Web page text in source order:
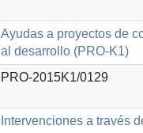
Ayudas a proyectos de
al desarrollo (PRO-K1)
PRO-2015K1/0129
Intervenciones a través